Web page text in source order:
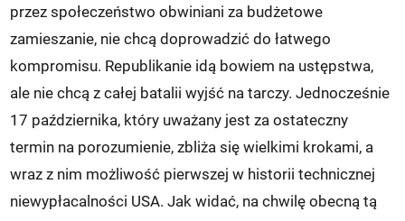
przez społeczeństwo obwiniani za budżetowe
zamieszanie, nie chcą doprowadzić do łatwego
kompromisu. Republikanie idą bowiem na ustępstwa,
ale nie chcą z całej batalii wyjść na tarczy. Jednocześnie
17 października, który uważany jest za ostateczny
termin na porozumienie, zbliża się wielkimi krokami, a
wraz z nim możliwość pierwszej w historii technicznej
niewypłacalności USA. Jak widać, na chwilę obecną tą